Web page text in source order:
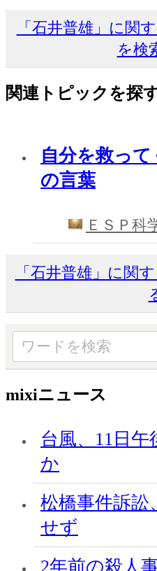
「石井普雄」に関
を検
関連トピックを探
自分を救っ
の言葉
ＥＳＰ科
「石井普雄」に関
mixiニュース
台風、11日
か
松橋事件訴訟
せず
2年前の殺人